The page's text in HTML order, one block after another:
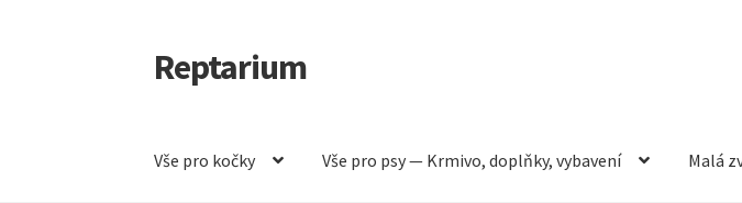
Přeskočit
na
Přejít
k
Reptarium
Vše pro kočky Vše pro psy — Krmivo, doplňky, vybavení Malá